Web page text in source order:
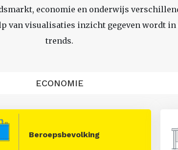
economie en onderwijs
van visualisaties inzicht gegeven wordt
trends.
ECONOMIE
Beroepsbevolking